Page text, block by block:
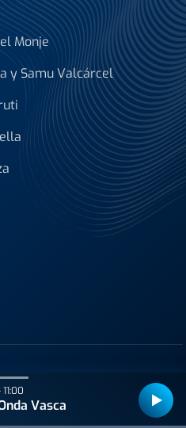
Monje
y Samu Valcárcel
Vasca